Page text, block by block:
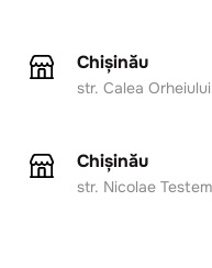
Chișinău
str. Calea
Chișinău
str. Nicolae